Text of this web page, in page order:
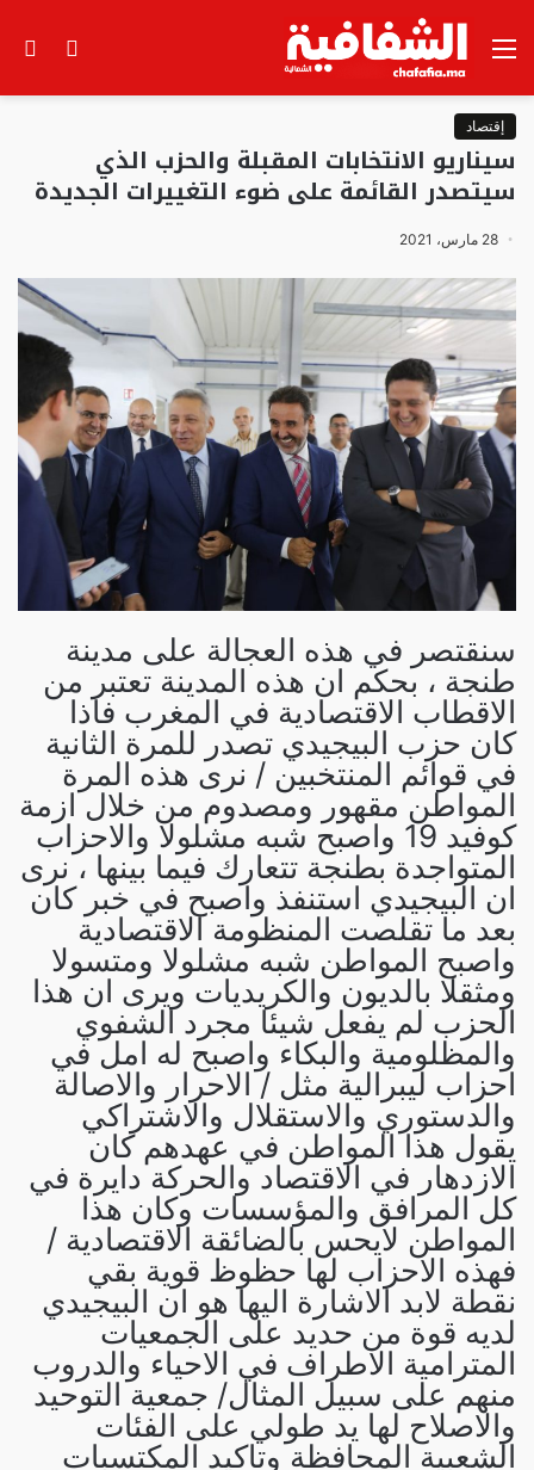
الوضع
القائمة
إقتصاد
سيناريو الانتخابات المقبلة والحزب الذي
سيتصدر القائمة على ضوء التغييرات الجديدة
28 مارس، 2021
سنقتصر في هذه العجالة على مدينة
طنجة ، بحكم ان هذه المدينة تعتبر من
الاقطاب الاقتصادية في المغرب فاذا
كان حزب البيجيدي تصدر للمرة الثانية
في قوائم المنتخبين / نرى هذه المرة
المواطن مقهور ومصدوم من خلال ازمة
كوفيد 19 واصبح شبه مشلولا والاحزاب
المتواجدة بطنجة تتعارك فيما بينها ، نرى
ان البيجيدي استنفذ واصبح في خبر كان
بعد ما تقلصت المنظومة الاقتصادية
واصبح المواطن شبه مشلولا ومتسولا
ومثقلا بالديون والكريديات ويرى ان هذا
الحزب لم يفعل شيئا مجرد الشفوي
والمظلومية والبكاء واصبح له امل في
احزاب ليبرالية مثل / الاحرار والاصالة
والدستوري والاستقلال والاشتراكي
يقول هذا المواطن في عهدهم كان
الازدهار في الاقتصاد والحركة دايرة في
كل المرافق والمؤسسات وكان هذا
المواطن لايحس بالضائقة الاقتصادية /
فهذه الاحزاب لها حظوظ قوية بقي
نقطة لابد الاشارة اليها هو ان البيجيدي
لديه قوة من حديد على الجمعيات
المترامية الاطراف في الاحياء والدروب
منهم على سبيل المثال/ جمعية التوحيد
والاصلاح لها يد طولي على الفئات
الشعبية المحافظة وتاكيد المكتسبات